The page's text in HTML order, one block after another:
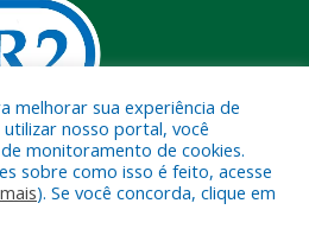
sistema para prefeituras!
completa, onde garantimos em
das
melhorar sua experiência de
nosso portal, você
monitoramento de cookies.
sobre como isso é feito, acesse
). Se você concorda, clique em